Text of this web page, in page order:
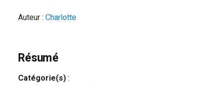
Auteur :Charlotte
Résumé
Catégorie(s):